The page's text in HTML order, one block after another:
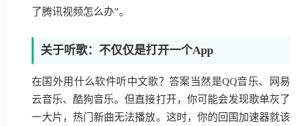
了腾讯视频怎么办”。
关于听歌：不仅仅是打开一个App
在国外用什么软件听中文歌？答案当然是QQ音乐、网易
云音乐、酷狗音乐。但直接打开，你可能会发现歌单灰了
一大片，热门新曲无法播放。这时，你的回国加速器就该